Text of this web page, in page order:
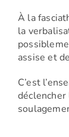
À la
la
assise et
C’est